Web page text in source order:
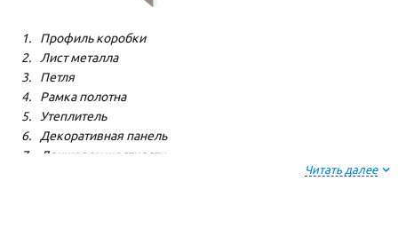
Профиль коробки
Лист металла
Петля
Рамка полотна
Утеплитель
Декоративная панель
Лонжерон жесткости
Читать далее